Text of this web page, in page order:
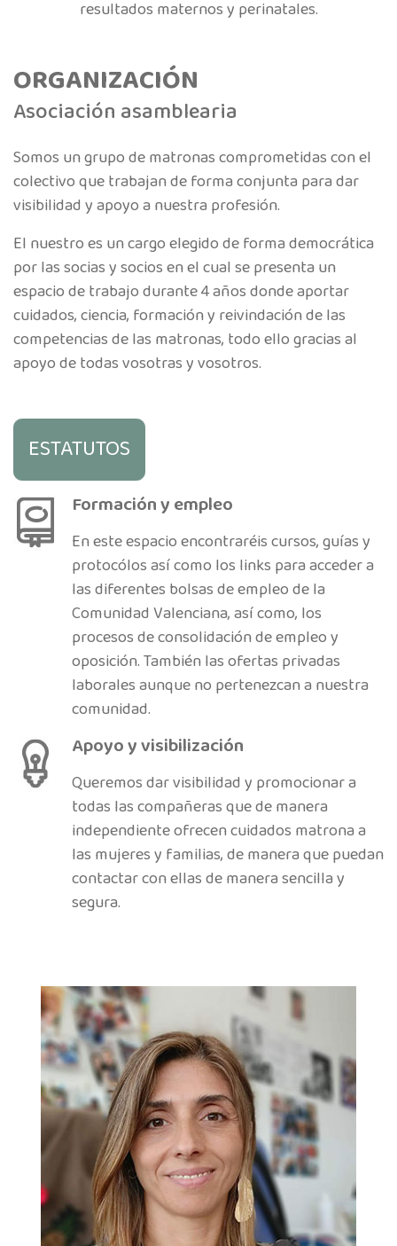
resultados maternos y perinatales.
ORGANIZACIÓN
Asociación asamblearia
Somos un grupo de matronas comprometidas con el
colectivo que trabajan de forma conjunta para dar
visibilidad y apoyo a nuestra profesión.
El nuestro es un cargo elegido de forma democrática
por las socias y socios en el cual se presenta un
espacio de trabajo durante 4 años donde aportar
cuidados, ciencia, formación y reivindación de las
competencias de las matronas, todo ello gracias al
apoyo de todas vosotras y vosotros.
ESTATUTOS
Formación y empleo
En este espacio encontraréis cursos, guías y
protocólos así como los links para acceder a
las diferentes bolsas de empleo de la
Comunidad Valenciana, así como, los
procesos de consolidación de empleo y
oposición. También las ofertas privadas
laborales aunque no pertenezcan a nuestra
comunidad.
Apoyo y visibilización
Queremos dar visibilidad y promocionar a
todas las compañeras que de manera
independiente ofrecen cuidados matrona a
las mujeres y familias, de manera que puedan
contactar con ellas de manera sencilla y
segura.